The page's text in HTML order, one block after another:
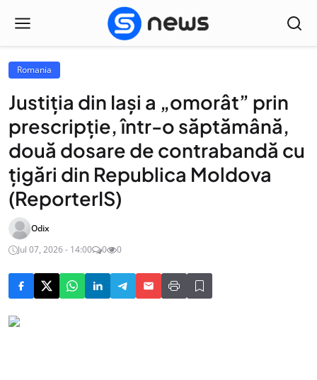
Romania
Justiția din Iași a „omorât” prin
prescripție, într-o săptămână,
două dosare de contrabandă cu
țigări din Republica Moldova
(ReporterIS)
Odix
Jul 07, 2026 - 14:00
0 0